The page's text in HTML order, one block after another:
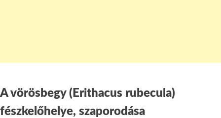
A vörösbegy (Erithacus rubecula)
fészkelőhelye, szaporodása